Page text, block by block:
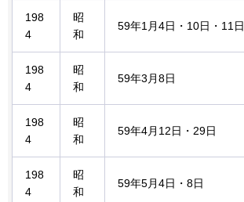
198
4
昭
和
59年1月4日・10日・11日
198
4
昭
和
59年3月8日
198
4
昭
和
59年4月12日・29日
198
4
昭
和
59年5月4日・8日